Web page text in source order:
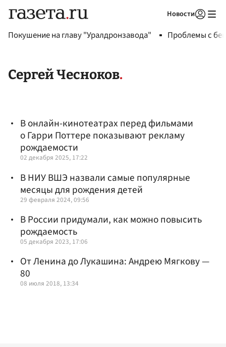
Новости
Покушение на главу "Уралдронзавода" Проблемы с
Сергей Чесноков
В онлайн-кинотеатрах перед фильмами
о Гарри Поттере показывают рекламу
рождаемости
02 декабря 2025, 17:22
В НИУ ВШЭ назвали самые популярные
месяцы для рождения детей
29 февраля 2024, 09:56
В России придумали, как можно повысить
рождаемость
05 декабря 2023, 17:06
От Ленина до Лукашина: Андрею Мягкову —
80
08 июля 2018, 13:34